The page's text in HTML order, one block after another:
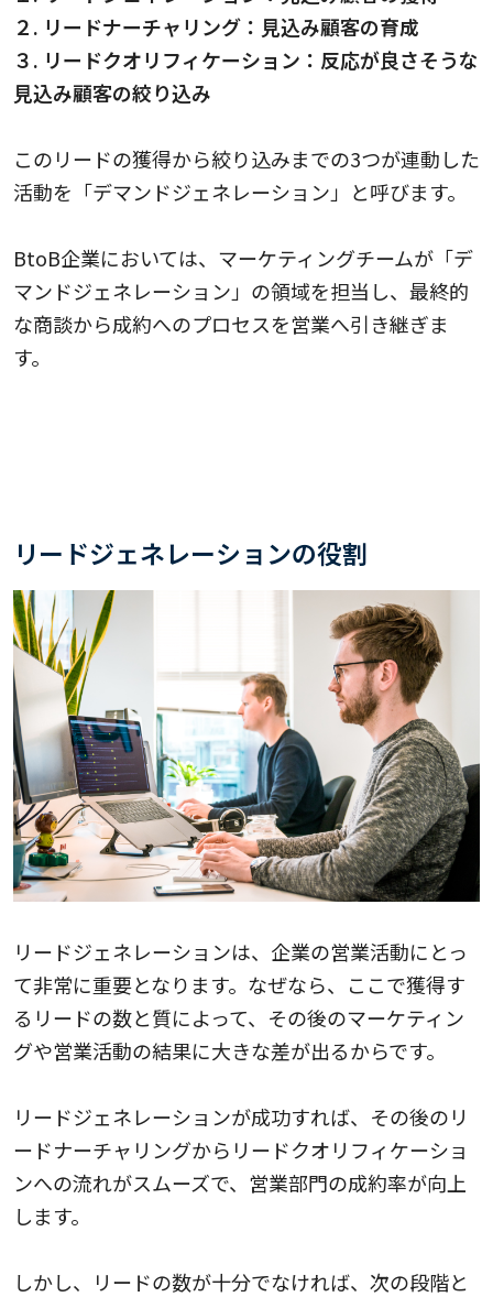
２. リードナーチャリング：見込み顧客の育成
３. リードクオリフィケーション：反応が良さそうな
見込み顧客の絞り込み
このリードの獲得から絞り込みまでの3つが連動した
活動を「デマンドジェネレーション」と呼びます。
BtoB企業においては、マーケティングチームが「デ
マンドジェネレーション」の領域を担当し、最終的
な商談から成約へのプロセスを営業へ引き継ぎま
す。
リードジェネレーションの役割
リードジェネレーションは、企業の営業活動にとっ
て非常に重要となります。なぜなら、ここで獲得す
るリードの数と質によって、その後のマーケティン
グや営業活動の結果に大きな差が出るからです。
リードジェネレーションが成功すれば、その後のリ
ードナーチャリングからリードクオリフィケーショ
ンへの流れがスムーズで、営業部門の成約率が向上
します。
しかし、リードの数が十分でなければ、次の段階と